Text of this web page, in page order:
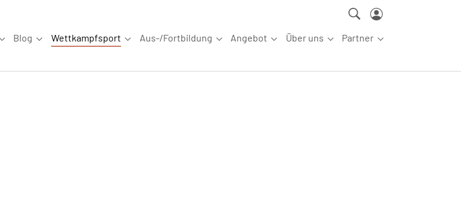
Submenu for "News"
Blog
Submenu for "Blog"
Wettkampfsport
Submenu for "Wettkampfsport"
Aus-/Fortbildung
Submenu for "Aus-/Fortbildung"
Angebot
Submenu for "Angebot"
Über uns
Submenu for "Über uns"
Partner
Submenu for